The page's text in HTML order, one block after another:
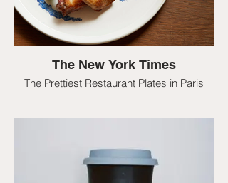
The New York Times
The Prettiest Restaurant Plates in Paris